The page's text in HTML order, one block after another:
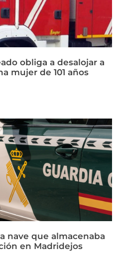
obliga a desalojar a
mujer de 101 años
nave que almacenaba
en Madridejos